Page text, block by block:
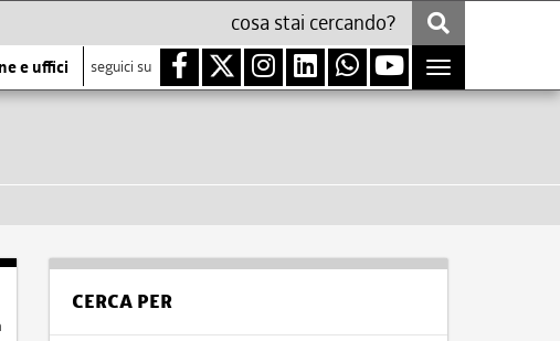
e uffici seguici su
Toggle
navigation
CERCA PER